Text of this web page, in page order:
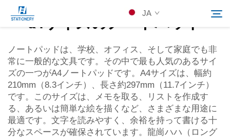
JA
製品
会社概要
カスタムソリューション
検索
a4サイズのノートパッド
ノートパッドは、学校、オフィス、そして家庭でも非
常に一般的な文具です。その中で最も人気のあるサイ
ズの一つがA4ノートパッドです。A4サイズは、幅約
210mm（8.3インチ）、長さ約297mm（11.7インチ）
です。このサイズは、メモを取る、リストを作成す
る、あるいは簡単な絵を描くなど、さまざまな用途に
最適です。文字を読みやすく、余裕を持って書ける十
分なスペースが確保されています。龍崗ハハ（ロング